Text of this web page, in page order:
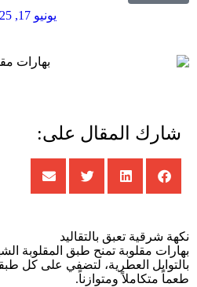
يونيو 17, 2025
شارك المقال على:
نكهة شرقية تعبق بالتقاليد
بهارات مقلوبة تمنح طبق المقلوبة
بالتوابل العطرية، لتضفي على كل
طعماً متكاملاً ومتوازناً.